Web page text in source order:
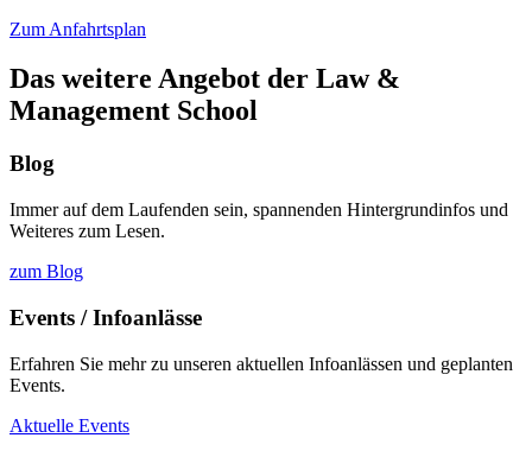
Zum Anfahrtsplan
Das weitere Angebot der Law &
Management School
Blog
Immer auf dem Laufenden sein, spannenden Hintergrundinfos und
Weiteres zum Lesen.
zum Blog
Events / Infoanlässe
Erfahren Sie mehr zu unseren aktuellen Infoanlässen und geplanten
Events.
Aktuelle Events